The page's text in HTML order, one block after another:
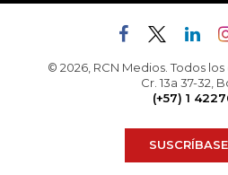
© 2026, RCN Medios. Todos
Cr. 13a 37-32,
(+57) 1
SUSCRÍBASE